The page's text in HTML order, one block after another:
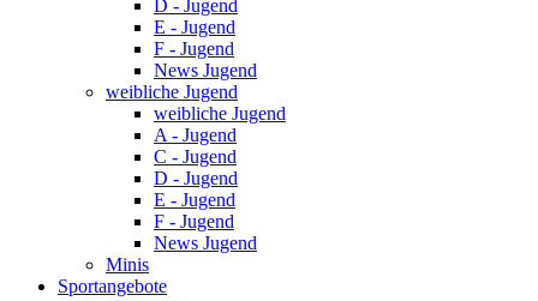
D - Jugend
E - Jugend
F - Jugend
News Jugend
weibliche Jugend
weibliche Jugend
A - Jugend
C - Jugend
D - Jugend
E - Jugend
F - Jugend
News Jugend
Minis
Sportangebote